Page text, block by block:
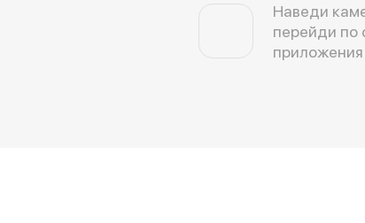
Наведи
перейди по
приложения